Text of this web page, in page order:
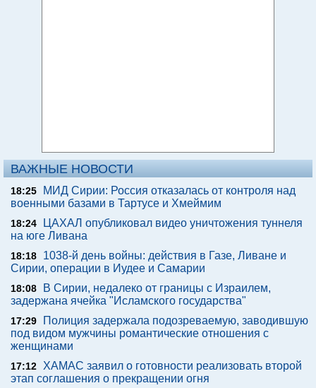
ВАЖНЫЕ НОВОСТИ
18:25
МИД Сирии: Россия отказалась от контроля над
военными базами в Тартусе и Хмеймим
18:24
ЦАХАЛ опубликовал видео уничтожения туннеля
на юге Ливана
18:18
1038-й день войны: действия в Газе, Ливане и
Сирии, операции в Иудее и Самарии
18:08
В Сирии, недалеко от границы с Израилем,
задержана ячейка "Исламского государства"
17:29
Полиция задержала подозреваемую, заводившую
под видом мужчины романтические отношения с
женщинами
17:12
ХАМАС заявил о готовности реализовать второй
этап соглашения о прекращении огня